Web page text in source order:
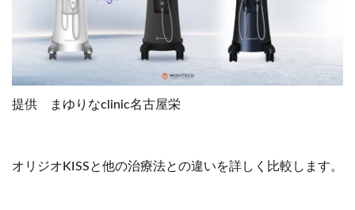
提供 まゆりなclinic名古屋栄
オリジオKISSと他の治療法との違いを詳しく比較します。